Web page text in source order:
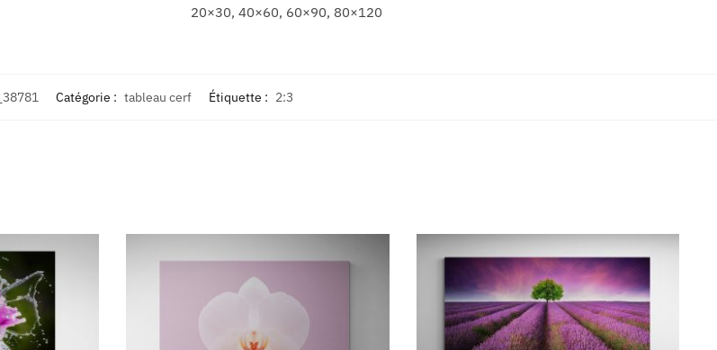
20×30, 40×60, 60×90, 80×120
Catégorie : tableau cerf Étiquette : 2:3